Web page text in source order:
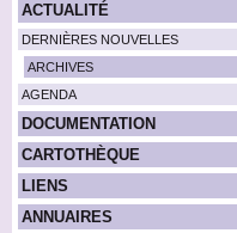
ACTUALITÉ
DERNIÈRES NOUVELLES
ARCHIVES
AGENDA
DOCUMENTATION
CARTOTHÈQUE
LIENS
ANNUAIRES